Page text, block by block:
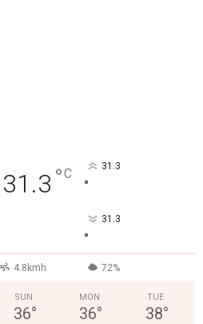
31.3 °C 31.3
°
31.3
°
4.8kmh 72%
SUN
36°
MON
36°
TUE
38°